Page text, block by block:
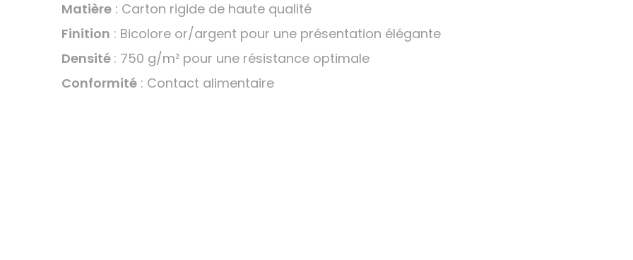
Matière : Carton rigide de haute qualité
Finition : Bicolore or/argent pour une présentation élégante
Densité : 750 g/m² pour une résistance optimale
Conformité : Contact alimentaire